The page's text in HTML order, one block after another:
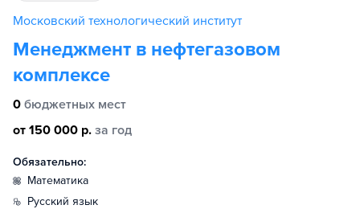
Московский технологический институт
Менеджмент в нефтегазовом
комплексе
0 бюджетных мест
от 150 000 р. за год
Обязательно:
математика
русский язык